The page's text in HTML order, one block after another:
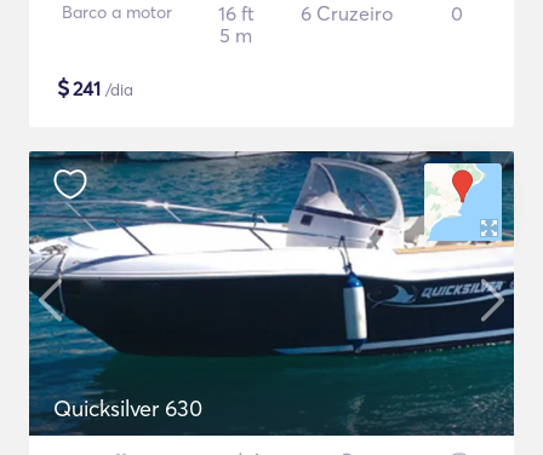
Barco a motor
16 ft
5 m
6 Cruzeiro 0
$241 /dia
Quicksilver 630